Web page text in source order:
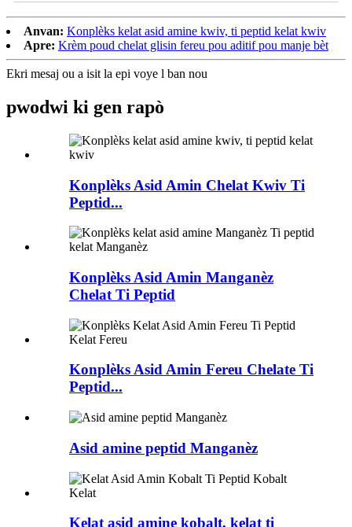
Anvan: Konplèks kelat asid amine kwiv, ti peptid kelat kwiv
Apre: Krèm poud chelat glisin fereu pou aditif pou manje bèt
Ekri mesaj ou a isit la epi voye l ban nou
pwodwi ki gen rapò
Konplèks Asid Amin Chelat Kwiv Ti
Peptid...
Konplèks Asid Amin Manganèz
Chelat Ti Peptid
Konplèks Asid Amin Fereu Chelate Ti
Peptid...
Asid amine peptid Manganèz
Kelat asid amine kobalt, kelat ti